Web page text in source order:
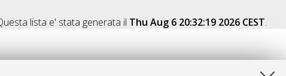
lista e' stata generata il Thu Aug 6 20:32:19 2026 CEST.